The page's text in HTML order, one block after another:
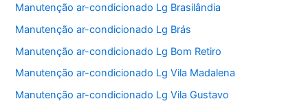
Manutenção ar-condicionado Lg Brasilândia
Manutenção ar-condicionado Lg Brás
Manutenção ar-condicionado Lg Bom Retiro
Manutenção ar-condicionado Lg Vila Madalena
Manutenção ar-condicionado Lg Vila Gustavo